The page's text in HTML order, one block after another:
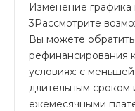
Изменение
3Рассмотрите
Вы можете
рефинансирования
условиях: с
длительным
ежемесячными